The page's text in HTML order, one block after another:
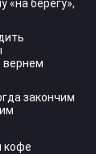
«на берегу»,
вернем
закончим
кофе